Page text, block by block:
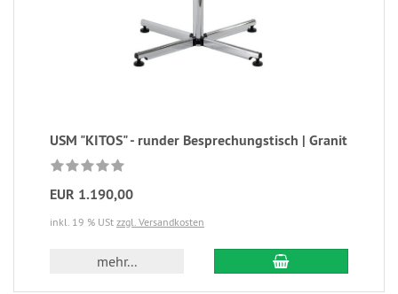
USM "KITOS" - runder Besprechungstisch | Granit
EUR 1.190,00
inkl. 19 % USt zzgl. Versandkosten
mehr...